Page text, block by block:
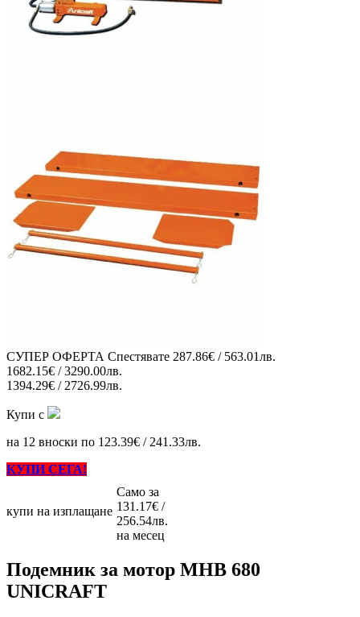
СУПЕР ОФЕРТА Спестявате 287.86€ / 563.01лв.
1682.15€ / 3290.00лв.
1394.29€ / 2726.99лв.
Купи с
на 12 вноски по 123.39€ / 241.33лв.
КУПИ СЕГА!
купи на изплащане
Само за
131.17€ /
256.54лв.
на месец
Подемник за мотор MHB 680
UNICRAFT